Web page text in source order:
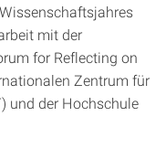
mit der
for Reflecting on
Zentrum für
und der Hochschule